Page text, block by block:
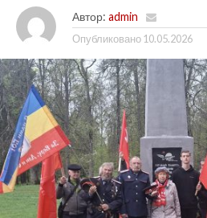
Автор: admin
Опубликовано 10.05.2026